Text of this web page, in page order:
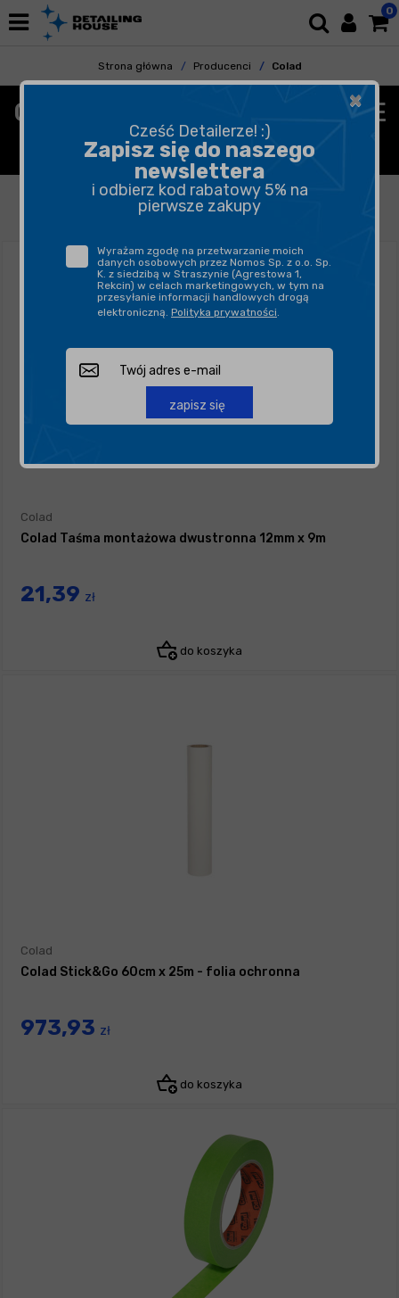
0
Strona główna Producenci Colad
COLAD - TAŚMY MASKUJĄCE
SAMOPRZYLEPNE
FILTROWANIE SORTUJ
Colad
Colad Taśma montażowa dwustronna 12mm x 9m
21,39 zł
do koszyka
Colad
Colad Stick&Go 60cm x 25m - folia ochronna
973,93 zł
do koszyka
×
Cześć Detailerze! :)
Zapisz się do naszego
newslettera
i odbierz kod rabatowy 5% na
pierwsze zakupy
Wyrażam zgodę na przetwarzanie moich
danych osobowych przez Nomos Sp. z o.o. Sp.
K. z siedzibą w Straszynie (Agrestowa 1,
Rekcin) w celach marketingowych, w tym na
przesyłanie informacji handlowych drogą
elektroniczną. Polityka prywatności.
zapisz się